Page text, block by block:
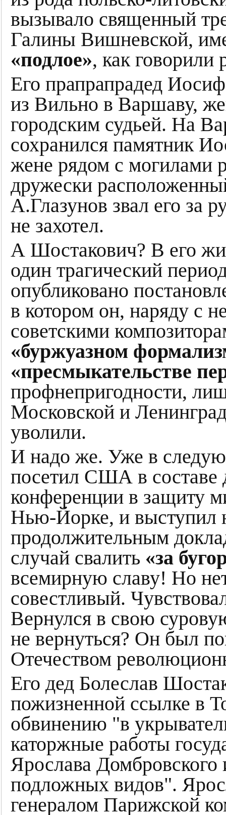
вызывало священный
Галины Вишневской,
«подлое», как
Его прапрапрадед
из Вильно в Варшаву,
городским судьей. На
сохранился памятник
жене рядом с могилами
дружески
А.Глазунов звал его за
не захотел.
А Шостакович? В его
один трагический
опубликовано
в котором он, наряду с
советскими
«буржуазном
«пресмыкательстве
профнепригодности,
Московской и
уволили.
И надо же. Уже в
посетил США в составе
конференции в защиту
Нью-Йорке, и выступил
продолжительным
случай свалить «за
всемирную славу! Но
совестливый.
Вернулся в свою
не вернуться? Он был
Отечеством
Его дед Болеслав
пожизненной ссылке в
обвинению "в
каторжные работы
Ярослава Домбровского
подложных видов".
генералом Парижской